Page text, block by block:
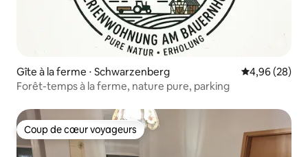
Gîte à la ferme ⋅ Schwarzenberg Évaluation
4,96 (28)
Forêt-temps à la ferme, nature pure, parking
Coup de cœur voyageurs
Coup de cœur voyageurs